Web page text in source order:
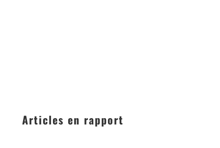
Articles en rapport